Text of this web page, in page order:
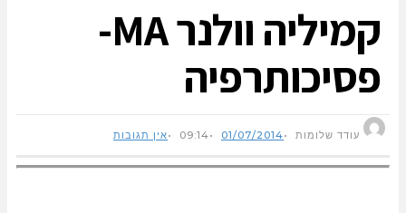
קמיליה וולנר MA-
פסיכותרפיה
עודד שלומות 01/07/2014
09:14 אין תגובות